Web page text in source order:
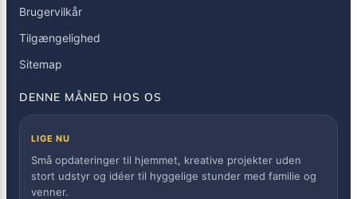
Brugervilkår
Tilgængelighed
Sitemap
DENNE MÅNED HOS OS
LIGE NU
Små opdateringer til hjemmet, kreative projekter uden
stort udstyr og idéer til hyggelige stunder med familie og
venner.